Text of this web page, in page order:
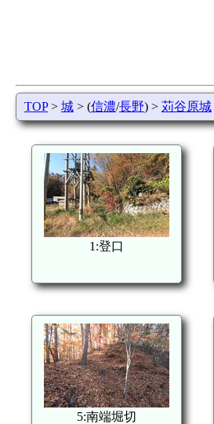
TOP> 城 > (信濃/長野) > 苅谷原城
1:登口
5:南端堀切